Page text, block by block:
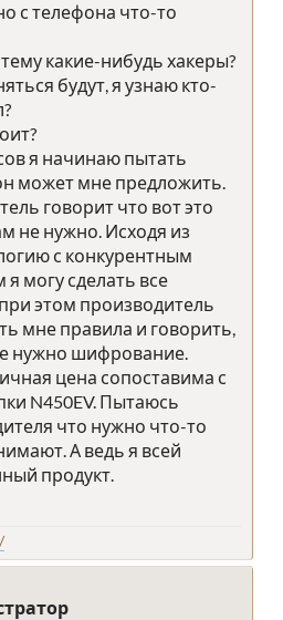
с телефона что-то
какие-нибудь хакеры?
будут, я узнаю кто-
я начинаю пытать
может мне предложить.
говорит что вот это
не нужно. Исходя из
с конкурентным
могу сделать все
этом производитель
мне правила и говорить,
нужно шифрование.
цена сопоставима с
N450EV. Пытаюсь
что нужно что-то
А ведь я всей
продукт.